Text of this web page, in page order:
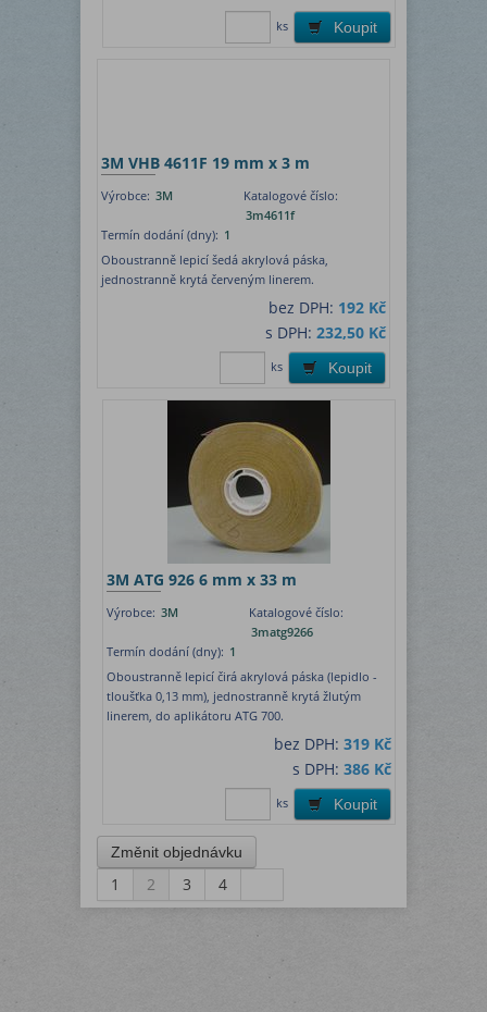
Koupit
ks
3M VHB 4611F 19 mm x 3 m
Výrobce: 3M
Katalogové číslo:
3m4611f
Termín dodání (dny): 1
Oboustranně lepicí šedá akrylová páska,
jednostranně krytá červeným linerem.
bez DPH: 192 Kč
s DPH: 232,50 Kč
Koupit
ks
3M ATG 926 6 mm x 33 m
Výrobce: 3M
Katalogové číslo:
3matg9266
Termín dodání (dny): 1
Oboustranně lepicí čirá akrylová páska (lepidlo -
tloušťka 0,13 mm), jednostranně krytá žlutým
linerem, do aplikátoru ATG 700.
bez DPH:319 Kč
s DPH:386 Kč
Koupit
ks
1 2 3 4